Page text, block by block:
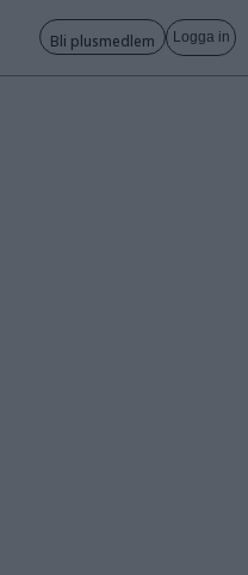
Bli plusmedlem Logga in